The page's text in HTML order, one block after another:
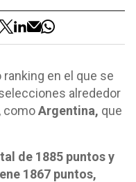
en el que se
alrededor
comoArgentina, que
de 1885 puntos y
1867 puntos,